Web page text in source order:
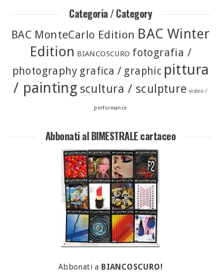
Categoria / Category
BAC MonteCarlo Edition BAC Winter
Edition BIANCOSCURO fotografia /
photography grafica / graphic pittura
/ painting scultura / sculpture video /
performance
Abbonati al BIMESTRALE cartaceo
Abbonati a BIANCOSCURO!